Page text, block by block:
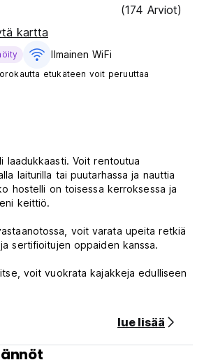
(174 Arviot)
kartta
Ilmainen WiFi
etukäteen voit peruuttaa
laadukkaasti. Voit rentoutua
laiturilla tai puutarhassa ja nauttia
hostelli on toisessa kerroksessa ja
keittiö.
voit varata upeita retkiä
sertifioitujen oppaiden kanssa.
voit vuokrata kajakkeja edulliseen
paljon koettavaa. El Patiolla on oma
karibialaista ruokaa ja paras
lue lisää